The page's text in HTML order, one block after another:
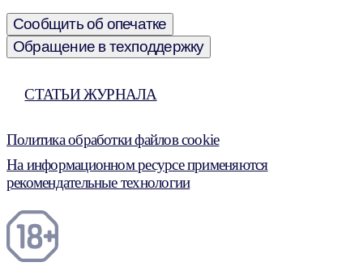
Сообщить об опечатке
Обращение в техподдержку
СТАТЬИ ЖУРНАЛА
Политика обработки файлов cookie
На информационном ресурсе применяются
рекомендательные технологии